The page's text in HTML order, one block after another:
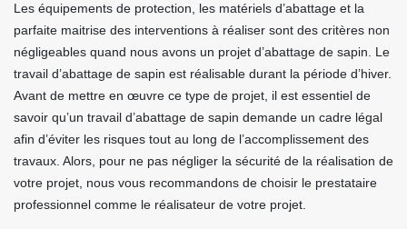
Les équipements de protection, les matériels d’abattage et la
parfaite maitrise des interventions à réaliser sont des critères non
négligeables quand nous avons un projet d’abattage de sapin. Le
travail d’abattage de sapin est réalisable durant la période d’hiver.
Avant de mettre en œuvre ce type de projet, il est essentiel de
savoir qu’un travail d’abattage de sapin demande un cadre légal
afin d’éviter les risques tout au long de l’accomplissement des
travaux. Alors, pour ne pas négliger la sécurité de la réalisation de
votre projet, nous vous recommandons de choisir le prestataire
professionnel comme le réalisateur de votre projet.